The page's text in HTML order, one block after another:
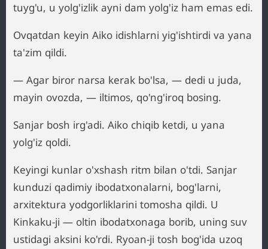
tuyg'u, u yolg'izlik ayni dam yolg'iz ham emas edi.
Ovqatdan keyin Aiko idishlarni yig'ishtirdi va yana
ta'zim qildi.
— Agar biror narsa kerak bo'lsa, — dedi u juda,
mayin ovozda, — iltimos, qo'ng'iroq bosing.
Sanjar bosh irg'adi. Aiko chiqib ketdi, u yana
yolg'iz qoldi.
Keyingi kunlar o'xshash ritm bilan o'tdi. Sanjar
kunduzi qadimiy ibodatxonalarni, bog'larni,
arxitektura yodgorliklarini tomosha qildi. U
Kinkaku-ji — oltin ibodatxonaga borib, uning suv
ustidagi aksini ko'rdi. Ryoan-ji tosh bog'ida uzoq